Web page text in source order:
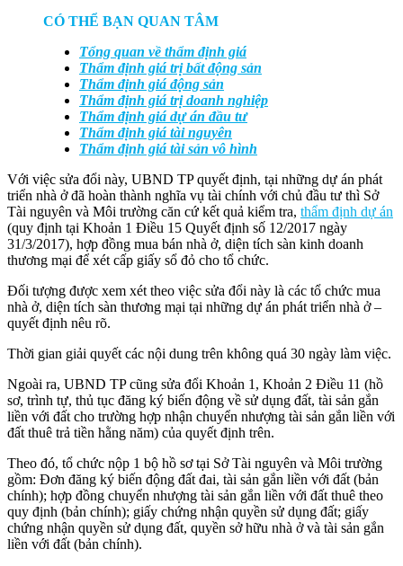
CÓ THỂ BẠN QUAN TÂM
Tổng quan về thẩm định giá
Thẩm định giá trị bất động sản
Thẩm định giá động sản
Thẩm định giá trị doanh nghiệp
Thẩm định giá dự án đầu tư
Thẩm định giá tài nguyên
Thẩm định giá tài sản vô hình
Với việc sửa đổi này, UBND TP quyết định, tại những dự án phát
triển nhà ở đã hoàn thành nghĩa vụ tài chính với chủ đầu tư thì Sở
Tài nguyên và Môi trường căn cứ kết quả kiểm tra, thẩm định dự án
(quy định tại Khoản 1 Điều 15 Quyết định số 12/2017 ngày
31/3/2017), hợp đồng mua bán nhà ở, diện tích sàn kinh doanh
thương mại để xét cấp giấy sổ đỏ cho tổ chức.
Đối tượng được xem xét theo việc sửa đổi này là các tổ chức mua
nhà ở, diện tích sàn thương mại tại những dự án phát triển nhà ở –
quyết định nêu rõ.
Thời gian giải quyết các nội dung trên không quá 30 ngày làm việc.
Ngoài ra, UBND TP cũng sửa đổi Khoản 1, Khoản 2 Điều 11 (hồ
sơ, trình tự, thủ tục đăng ký biến động về sử dụng đất, tài sản gắn
liền với đất cho trường hợp nhận chuyển nhượng tài sản gắn liền với
đất thuê trả tiền hằng năm) của quyết định trên.
Theo đó, tổ chức nộp 1 bộ hồ sơ tại Sở Tài nguyên và Môi trường
gồm: Đơn đăng ký biến động đất đai, tài sản gắn liền với đất (bản
chính); hợp đồng chuyển nhượng tài sản gắn liền với đất thuê theo
quy định (bản chính); giấy chứng nhận quyền sử dụng đất; giấy
chứng nhận quyền sử dụng đất, quyền sở hữu nhà ở và tài sản gắn
liền với đất (bản chính).